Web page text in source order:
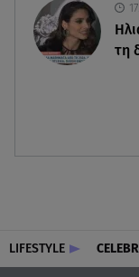
τη
LIFESTYLE